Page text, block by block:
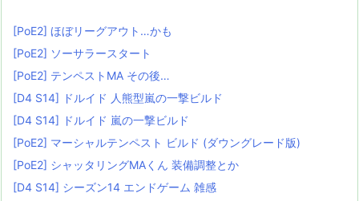
[PoE2] ほぼリーグアウト…かも
[PoE2] ソーサラースタート
[PoE2] テンペストMA その後…
[D4 S14] ドルイド 人熊型嵐の一撃ビルド
[D4 S14] ドルイド 嵐の一撃ビルド
[PoE2] マーシャルテンペスト ビルド (ダウングレード版)
[PoE2] シャッタリングMAくん 装備調整とか
[D4 S14] シーズン14 エンドゲーム 雑感